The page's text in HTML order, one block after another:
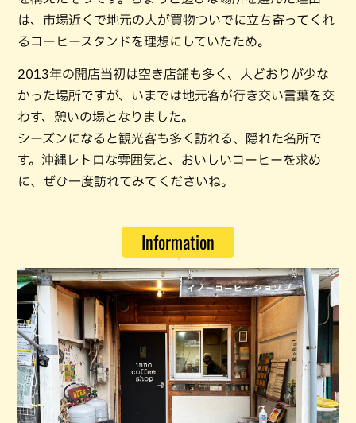
は、市場近くで地元の人が買物ついでに立ち寄ってくれ
るコーヒースタンドを理想にしていたため。
2013年の開店当初は空き店舗も多く、人どおりが少な
かった場所ですが、いまでは地元客が行き交い言葉を交
わす、憩いの場となりました。
シーズンになると観光客も多く訪れる、隠れた名所で
す。沖縄レトロな雰囲気と、おいしいコーヒーを求め
に、ぜひ一度訪れてみてくださいね。
Information